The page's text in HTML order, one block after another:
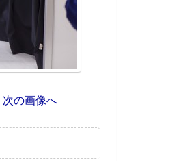
次の画像へ